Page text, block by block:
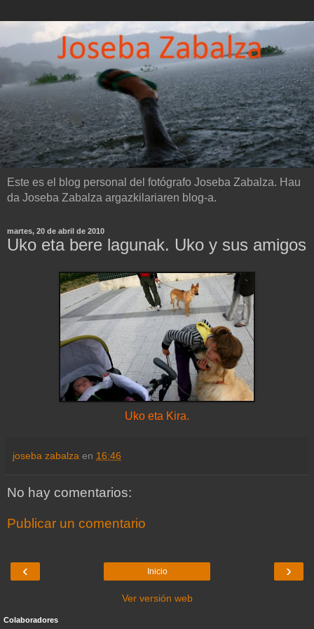
Este es el blog personal del fotógrafo Joseba Zabalza. Hau
da Joseba Zabalza argazkilariaren blog-a.
martes, 20 de abril de 2010
Uko eta bere lagunak. Uko y sus amigos
Uko eta Kira.
joseba zabalza en 16:46
No hay comentarios:
Publicar un comentario
‹ ›
Inicio
Ver versión web
Colaboradores